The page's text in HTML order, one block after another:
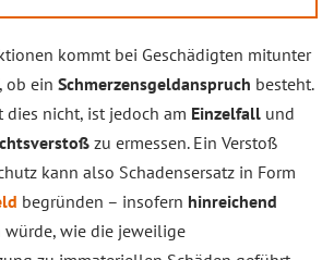
kommt bei Geschädigten mitunter
ob ein Schmerzensgeldanspruch besteht.
dies nicht, ist jedoch am Einzelfall und
zu ermessen. Ein Verstoß
kann also Schadensersatz in Form
begründen – insofern hinreichend
würde, wie die jeweilige